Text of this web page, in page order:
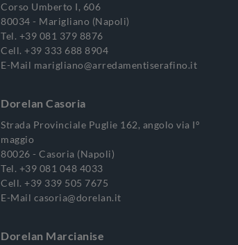
Corso Umberto I, 606
80034 - Marigliano (Napoli)
Tel. +39 081 379 8876
Cell. +39 333 688 8904
E-Mail marigliano@arredamentiserafino.it
Dorelan Casoria
Strada Provinciale Puglie 162, angolo via I°
maggio
80026 - Casoria (Napoli)
Tel. +39 081 048 4033
Cell. +39 339 505 7675
E-Mail casoria@dorelan.it
Dorelan Marcianise